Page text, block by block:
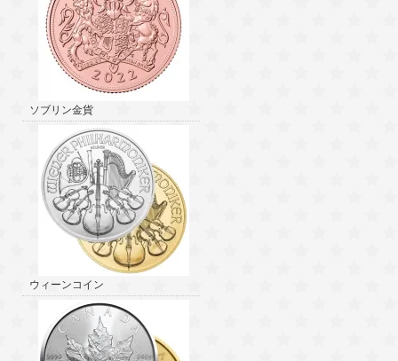
ソブリン金貨
ウィーンコイン